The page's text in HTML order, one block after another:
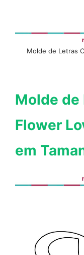
Molde de Letras
Molde de
Flower
em